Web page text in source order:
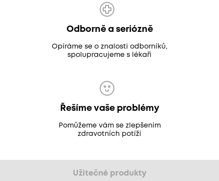
Odborně a seriózně
Opíráme se o znalosti odborníků,
spolupracujeme s lékaři
Řešíme vaše problémy
Pomůžeme vám se zlepšením
zdravotních potíží
Užitečné produkty